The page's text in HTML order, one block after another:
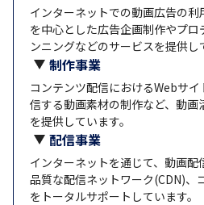
インターネットでの動画広告の
を中心とした広告企画制作やプロ
ンニングなどのサービスを提供し
制作事業
コンテンツ配信におけるWebサ
信する動画素材の制作など、動
を提供しています。
配信事業
インターネットを通じて、動画
品質な配信ネットワーク(CDN)、
をトータルサポートしています。